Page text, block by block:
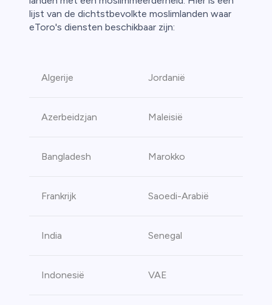
lijst van de dichtstbevolkte moslimlanden waar
eToro's diensten beschikbaar zijn:
Algerije Jordanië
Azerbeidzjan Maleisië
Bangladesh Marokko
Frankrijk Saoedi-Arabië
India Senegal
Indonesië VAE